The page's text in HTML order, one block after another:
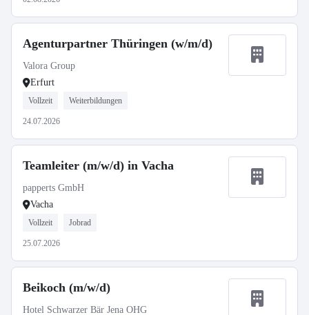
Agenturpartner Thüringen (w/m/d)
Valora Group
Erfurt
Vollzeit Weiterbildungen
24.07.2026
Teamleiter (m/w/d) in Vacha
papperts GmbH
Vacha
Vollzeit Jobrad
25.07.2026
Beikoch (m/w/d)
Hotel Schwarzer Bär Jena OHG